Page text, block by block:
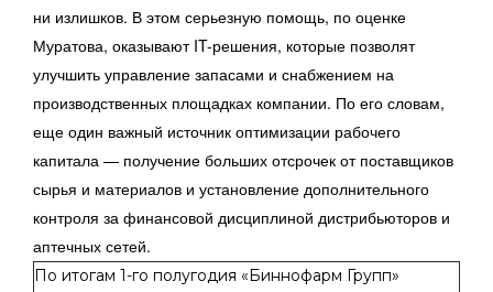
ни излишков. В этом серьезную помощь, по оценке
Муратова, оказывают IT-решения, которые позволят
улучшить управление запасами и снабжением на
производственных площадках компании. По его словам,
еще один важный источник оптимизации рабочего
капитала — получение больших отсрочек от поставщиков
сырья и материалов и установление дополнительного
контроля за финансовой дисциплиной дистрибьюторов и
аптечных сетей.
По итогам 1-го полугодия «Биннофарм Групп»